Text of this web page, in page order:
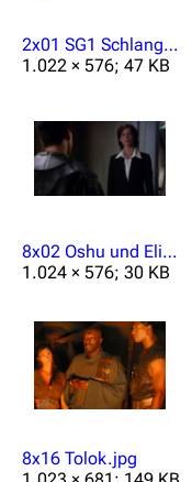
2x01 SG1 Schlangenwachen mit Zat betäubt.jpg
1.022 × 576; 47 KB
8x02 Oshu und Elisabeth Weir.jpg
1.024 × 576; 30 KB
8x16 Tolok.jpg